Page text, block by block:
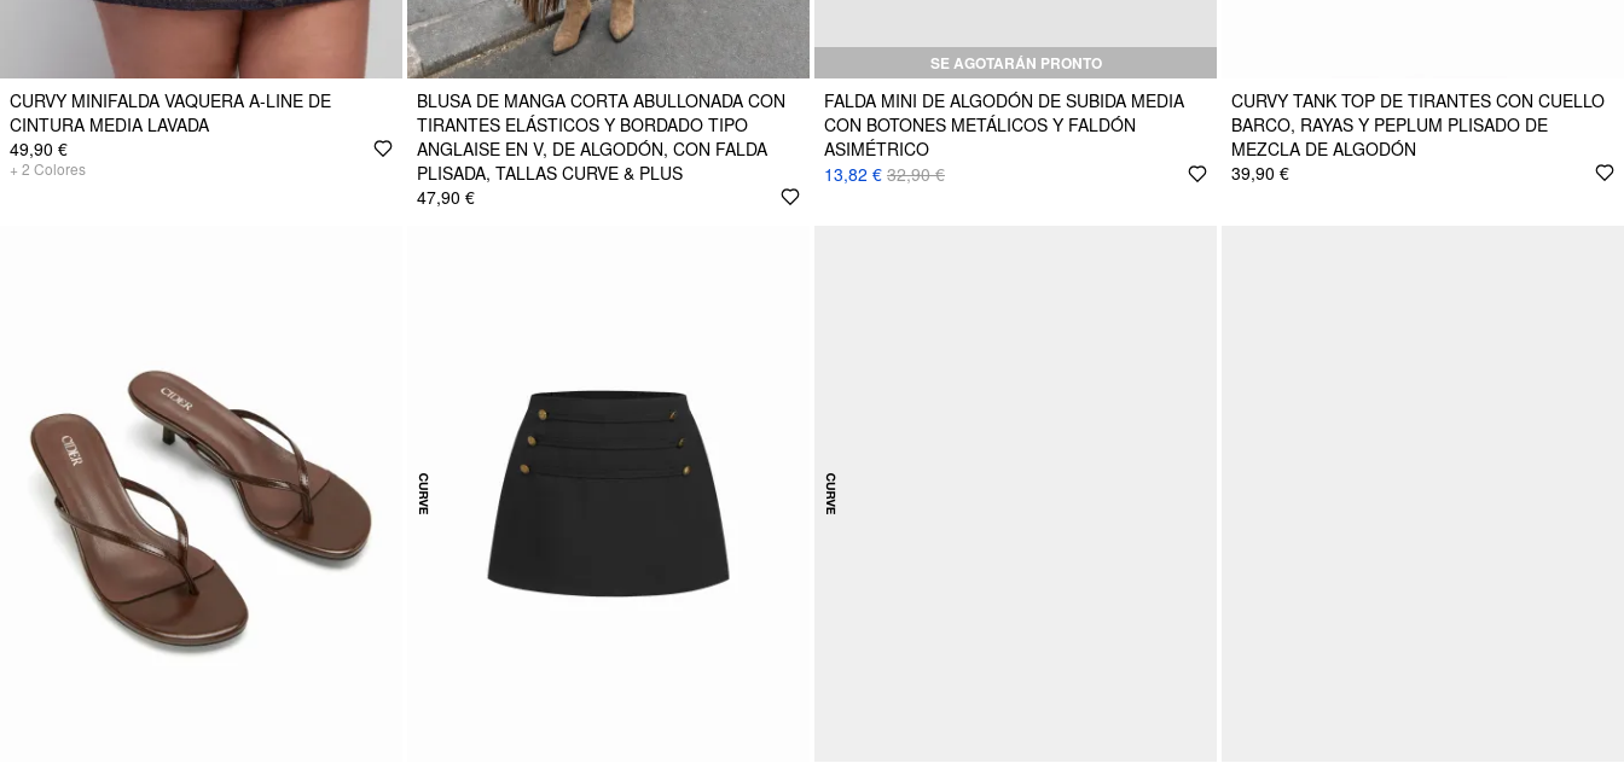
CURVY MINIFALDA VAQUERA A-LINE DE
CINTURA MEDIA LAVADA
49,90 €
+ 2 Colores
BLUSA DE MANGA CORTA ABULLONADA CON
TIRANTES ELÁSTICOS Y BORDADO TIPO
ANGLAISE EN V, DE ALGODÓN, CON FALDA
PLISADA, TALLAS CURVE & PLUS
47,90 €
SE AGOTARÁN PRONTO
FALDA MINI DE ALGODÓN DE SUBIDA MEDIA
CON BOTONES METÁLICOS Y FALDÓN
ASIMÉTRICO
13,82 € 32,90 €
CURVY TANK TOP DE TIRANTES CON CUELLO
BARCO, RAYAS Y PEPLUM PLISADO DE
MEZCLA DE ALGODÓN
39,90 €